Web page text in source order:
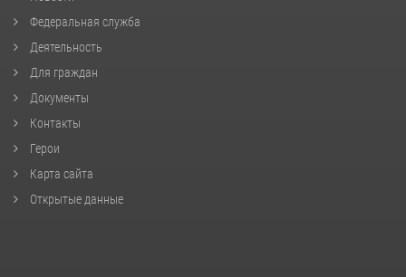
Федеральная служба
Деятельность
Для граждан
Документы
Контакты
Герои
Карта сайта
Открытые данные